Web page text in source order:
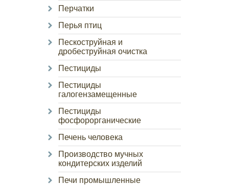
Перчатки
Перья птиц
Пескоструйная и
дробеструйная очистка
Пестициды
Пестициды
галогензамещенные
Пестициды
фосфорорганические
Печень человека
Производство мучных
кондитерских изделий
Печи промышленные